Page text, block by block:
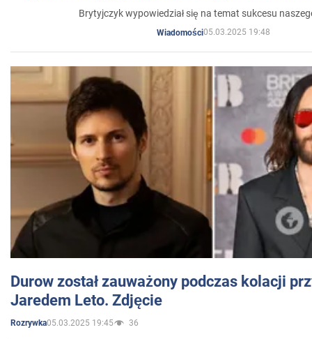
Brytyjczyk wypowiedział się na temat sukcesu
Wiadomości05.03.2025 19:48
Durow został zauważony podczas kolacji
Jaredem Leto. Zdjęcie
Rozrywka05.03.2025 19:45 36